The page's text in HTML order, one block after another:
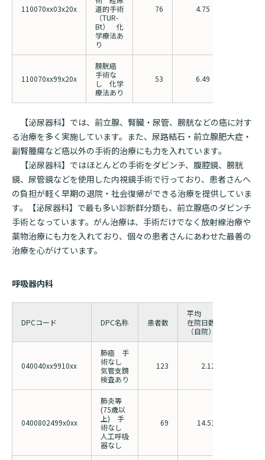
110070xx03x20x
道的手術
（TUR-
Bt） 化
学療法あ
り
76 4.75
110070xx99x20x
膀胱癌
手術な
し 化学
療法あり
53 6.49
【泌尿器科】では、前立腺、腎臓・尿管、膀胱などの癌に対す
る治療を多く実施しています。また、尿路結石・前立腺肥大症・
副腎腫瘍など癌以外の手術的治療にも力を入れています。
【泌尿器科】ではほとんどの手術をダビンチ、腹腔鏡、膀胱
鏡、尿管鏡などを使用した内視鏡手術で行っており、患者さんへ
の負担が軽く早期の退院・社会復帰ができる治療を提供していま
す。【泌尿器科】で最も多い診断群分類も、前立腺癌のダビンチ
手術となっています。がん治療は、手術だけでなく放射線治療や
薬物治療にも力を入れており、個々の患者さんにあわせた最善の
治療を心がけています。
呼吸器内科
DPCコード DPC名称 患者数
平均
在院日数
（自院）
040040xx9910xx
肺癌 手
術なし
気管支鏡
検査あり
123 2.12
0400802499x0xx
肺炎等
(75歳以
上) 手
術なし
人工呼吸
器なし
69 14.51